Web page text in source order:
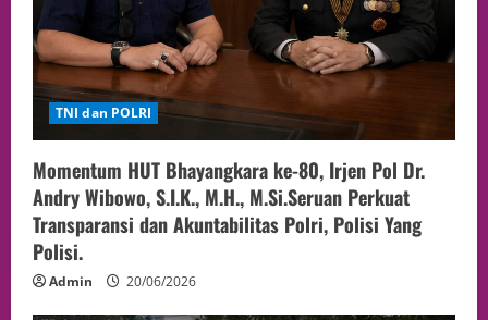
TNI dan POLRI
Momentum HUT Bhayangkara ke-80, Irjen Pol Dr.
Andry Wibowo, S.I.K., M.H., M.Si.Seruan Perkuat
Transparansi dan Akuntabilitas Polri, Polisi Yang
Polisi.
Admin 20/06/2026